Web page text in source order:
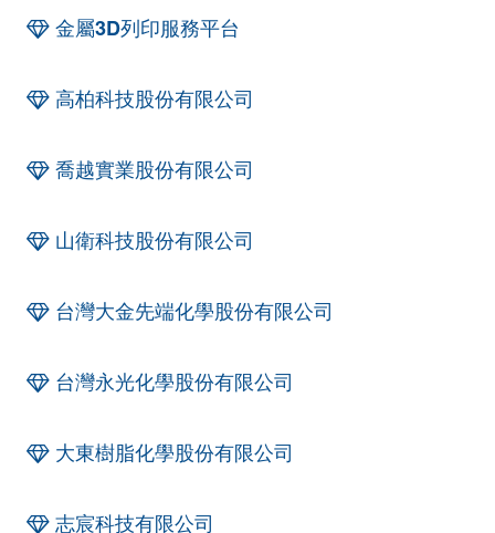
金屬3D列印服務平台
高柏科技股份有限公司
喬越實業股份有限公司
山衛科技股份有限公司
台灣大金先端化學股份有限公司
台灣永光化學股份有限公司
大東樹脂化學股份有限公司
志宸科技有限公司